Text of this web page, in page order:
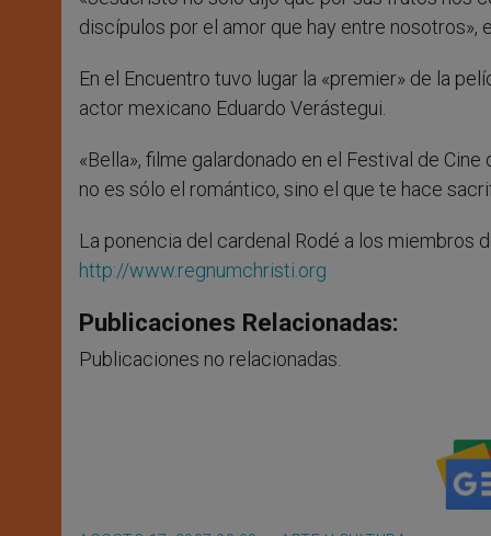
discípulos por el amor que hay entre
En el Encuentro tuvo lugar la «premier» de la
actor mexicano Eduardo Verástegui.
«Bella», filme galardonado en el Festival de
no es sólo el romántico, sino el que te hace
La ponencia del cardenal Rodé a los miembros
http://www.regnumchristi.org
Publicaciones Relacionadas:
Publicaciones no relacionadas.